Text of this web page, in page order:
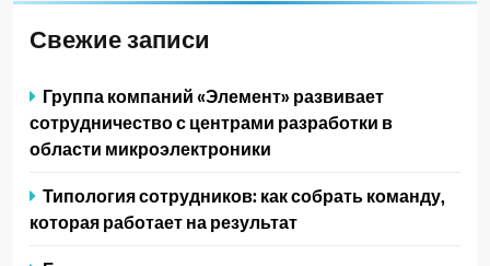
Свежие записи
Группа компаний «Элемент» развивает
сотрудничество с центрами разработки в
области микроэлектроники
Типология сотрудников: как собрать команду,
которая работает на результат